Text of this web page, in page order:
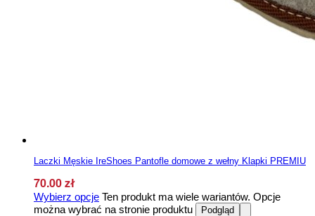
Laczki Męskie IreShoes Pantofle domowe z wełny Klapki PREMIU
70.00zł
Wybierz opcje Ten produkt ma wiele wariantów. Opcje
można wybrać na stronie produktu
Podgląd